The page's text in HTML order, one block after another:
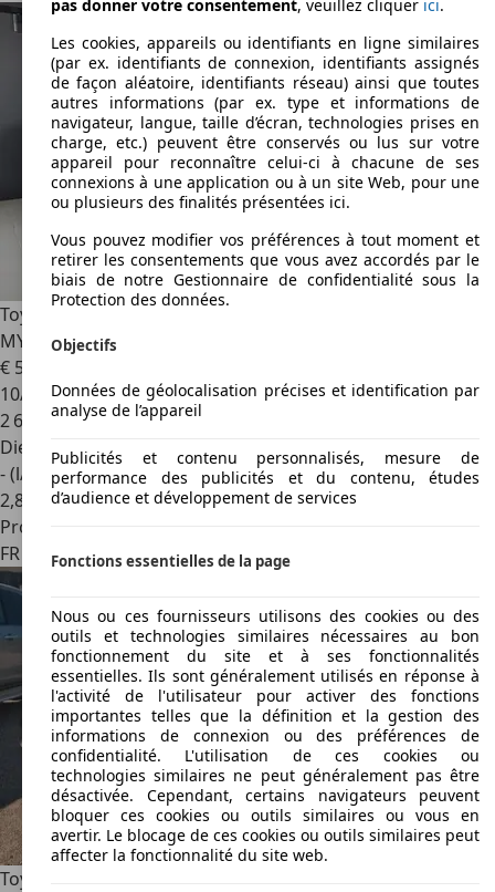
Toyota Hilux
MY25
€ 56 400
10/2025
2 657 km
Diesel
- (l/100 km)
2,8
Professionnel
FR 67670Mommenheim
Toyota Hilux
pas donner votre consentement, veuillez cliquer ici.
Les cookies, appareils ou identifiants en ligne similaires
(par ex. identifiants de connexion, identifiants assignés
de façon aléatoire, identifiants réseau) ainsi que toutes
autres informations (par ex. type et informations de
navigateur, langue, taille d’écran, technologies prises en
charge, etc.) peuvent être conservés ou lus sur votre
appareil pour reconnaître celui-ci à chacune de ses
connexions à une application ou à un site Web, pour une
ou plusieurs des finalités présentées ici.
Vous pouvez modifier vos préférences à tout moment et
retirer les consentements que vous avez accordés par le
biais de notre Gestionnaire de confidentialité sous la
Protection des données.
Objectifs
Données de géolocalisation précises et identification par
analyse de l’appareil
Publicités et contenu personnalisés, mesure de
performance des publicités et du contenu, études
d’audience et développement de services
Fonctions essentielles de la page
Nous ou ces fournisseurs utilisons des cookies ou des
outils et technologies similaires nécessaires au bon
fonctionnement du site et à ses fonctionnalités
essentielles. Ils sont généralement utilisés en réponse à
l'activité de l'utilisateur pour activer des fonctions
importantes telles que la définition et la gestion des
informations de connexion ou des préférences de
confidentialité. L'utilisation de ces cookies ou
technologies similaires ne peut généralement pas être
désactivée. Cependant, certains navigateurs peuvent
bloquer ces cookies ou outils similaires ou vous en
avertir. Le blocage de ces cookies ou outils similaires peut
affecter la fonctionnalité du site web.